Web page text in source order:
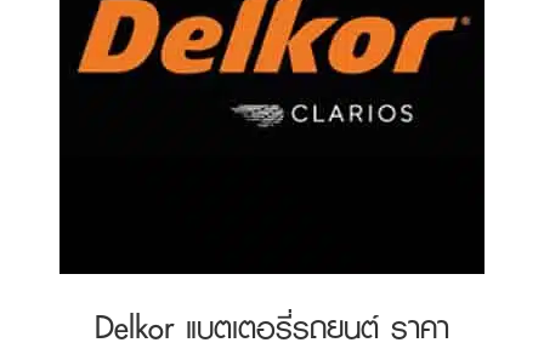
Delkor แบตเตอรี่รถยนต์ ราคา